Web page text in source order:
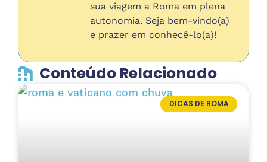
sua viagem a Roma em plena
autonomia. Seja bem-vindo(a)
e prazer em conhecê-lo(a)!
Conteúdo Relacionado
DICAS DE ROMA